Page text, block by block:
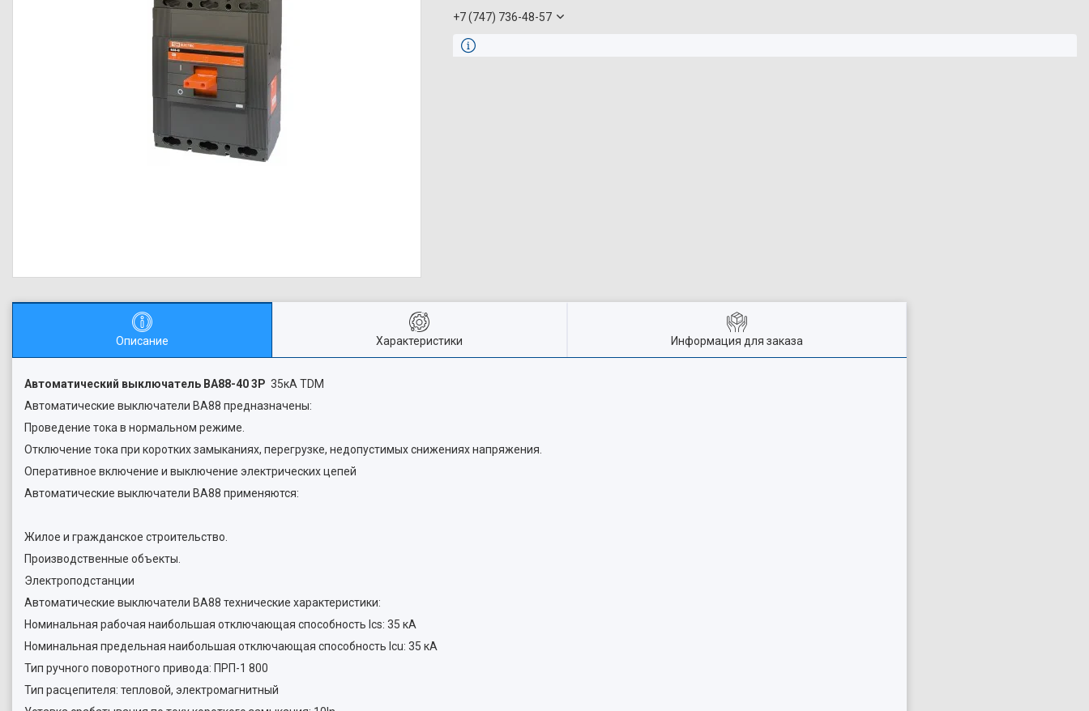
+7 (747) 736-48-57
Описание Характеристики Информация для заказа
Автоматический выключатель ВА88-40 3Р 35кА TDM
Автоматические выключатели ВА88 предназначены:
Проведение тока в нормальном режиме.
Отключение тока при коротких замыканиях, перегрузке, недопустимых снижениях напряжения.
Оперативное включение и выключение электрических цепей
Автоматические выключатели ВА88 применяются:
Жилое и гражданское строительство.
Производственные объекты.
Электроподстанции
Автоматические выключатели ВА88 технические характеристики:
Номинальная рабочая наибольшая отключающая способность Ics: 35 кА
Номинальная предельная наибольшая отключающая способность Icu: 35 кА
Тип ручного поворотного привода: ПРП-1 800
Тип расцепителя: тепловой, электромагнитный